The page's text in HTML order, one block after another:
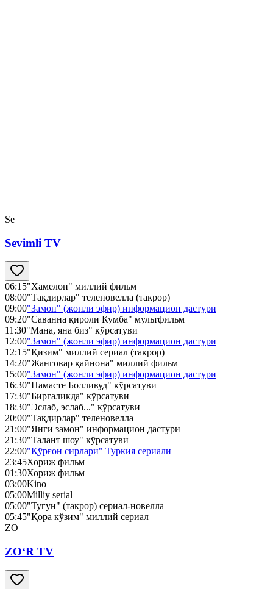
Se
Sevimli TV
06:15"Хамелон" миллий фильм
08:00"Тақдирлар" теленовелла (такрор)
09:00"Замон" (жонли эфир) информацион дастури
09:20"Саванна қироли Кумба" мультфильм
11:30"Мана, яна биз" кўрсатуви
12:00"Замон" (жонли эфир) информацион дастури
12:15"Қизим" миллий сериал (такрор)
14:20"Жанговар қайнона" миллий фильм
15:00"Замон" (жонли эфир) информацион дастури
16:30"Намасте Болливуд" кўрсатуви
17:30"Биргаликда" кўрсатуви
18:30"Эслаб, эслаб..." кўрсатуви
20:00"Тақдирлар" теленовелла
21:00"Янги замон" информацион дастури
21:30"Талант шоу" кўрсатуви
22:00"Қўрғон сирлари" Туркия сериали
23:45Хориж фильм
01:30Хориж фильм
03:00Kino
05:00Milliy serial
05:00"Тугун" (такрор) сериал-новелла
05:45"Қора кўзим" миллий сериал
ZO
ZO‘R TV